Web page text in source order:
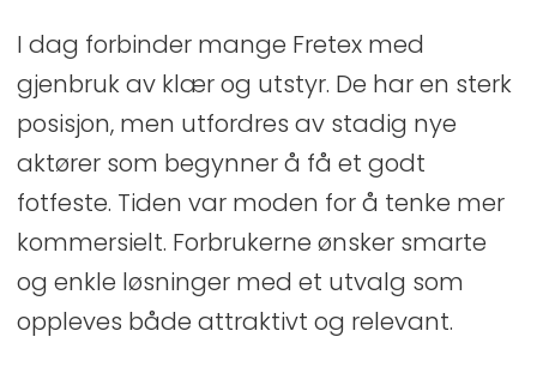
I dag forbinder mange Fretex med
gjenbruk av klær og utstyr. De har en sterk
posisjon, men utfordres av stadig nye
aktører som begynner å få et godt
fotfeste. Tiden var moden for å tenke mer
kommersielt. Forbrukerne ønsker smarte
og enkle løsninger med et utvalg som
oppleves både attraktivt og relevant.